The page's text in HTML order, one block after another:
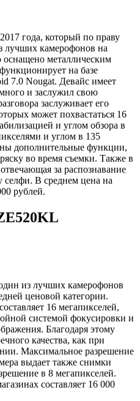
года, который по праву
лучших камерофонов на
оснащено металлическим
на базе
7.0 Nougat. Девайс имеет
и заслужил свою
заслуживает его
может похвастаться 16
и углом обзора в
и углом в 135
дополнительные функции,
во время съемки. Также в
за распознавание
селфи. В среднем цена на
рублей.
из лучших камерофонов
ценовой категории.
16 мегапикселей,
системой фокусировки и
Благодаря этому
качества, как при
Максимальное разрешение
выдает также снимки
в 8 мегапикселей.
составляет 16 000